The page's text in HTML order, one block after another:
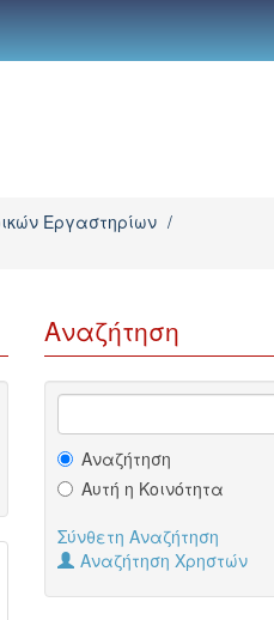
Εργαστηρίων /
Αναζήτηση
Αναζήτηση
Αυτή η Κοινότητα
Σύνθετη Αναζήτηση
Αναζήτηση Χρηστών